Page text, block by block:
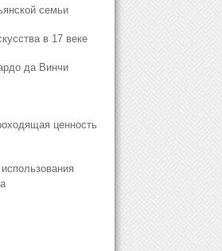
семьи
в 17 веке
да Винчи
ценность